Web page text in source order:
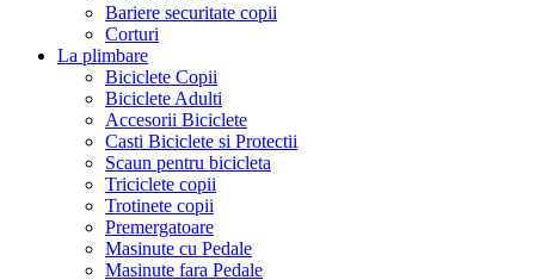
Bariere securitate copii
Corturi
La plimbare
Biciclete Copii
Biciclete Adulti
Accesorii Biciclete
Casti Biciclete si Protectii
Scaun pentru bicicleta
Triciclete copii
Trotinete copii
Premergatoare
Masinute cu Pedale
Masinute fara Pedale